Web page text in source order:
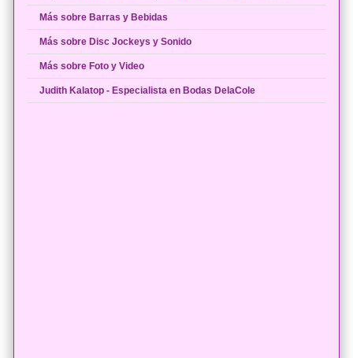
Más sobre Barras y Bebidas
Más sobre Disc Jockeys y Sonido
Más sobre Foto y Video
Judith Kalatop - Especialista en Bodas DelaCole